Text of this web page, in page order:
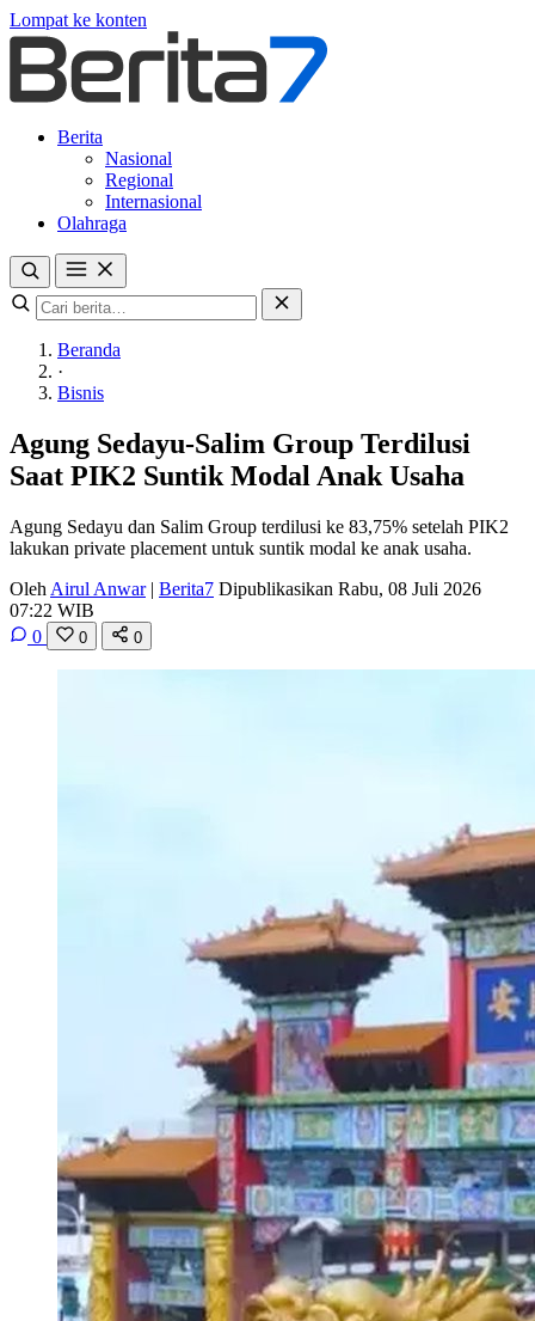
Lompat ke konten
Berita
Nasional
Regional
Internasional
Olahraga
Beranda
·
Bisnis
Agung Sedayu-Salim Group Terdilusi
Saat PIK2 Suntik Modal Anak Usaha
Agung Sedayu dan Salim Group terdilusi ke 83,75% setelah PIK2
lakukan private placement untuk suntik modal ke anak usaha.
Oleh Airul Anwar | Berita7 Dipublikasikan Rabu, 08 Juli 2026
07:22 WIB
0
0 0